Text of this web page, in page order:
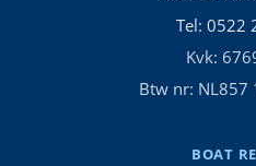
Tel: 0522
Kvk:
Btw nr: NL857
BOAT